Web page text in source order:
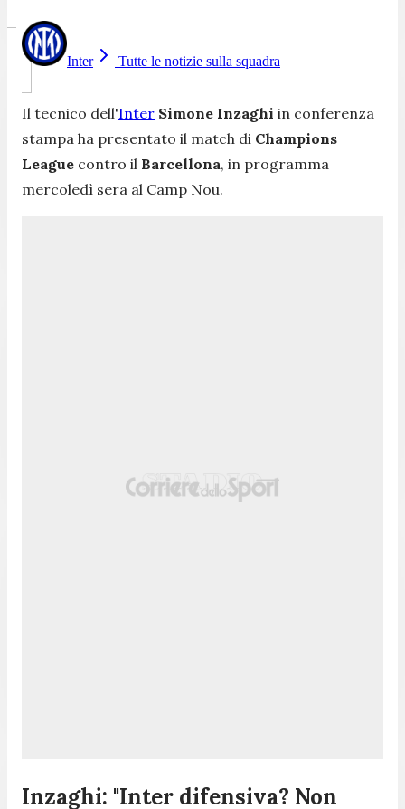
Inter Tutte le notizie sulla squadra
Il tecnico dell'Inter Simone Inzaghi in conferenza
stampa ha presentato il match di Champions
League contro il Barcellona, in programma
mercoledì sera al Camp Nou.
Inzaghi: "Inter difensiva? Non